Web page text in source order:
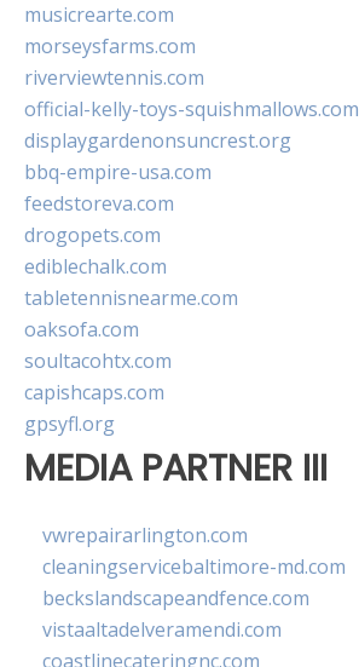
musicrearte.com
morseysfarms.com
riverviewtennis.com
official-kelly-toys-squishmallows.com
displaygardenonsuncrest.org
bbq-empire-usa.com
feedstoreva.com
drogopets.com
ediblechalk.com
tabletennisnearme.com
oaksofa.com
soultacohtx.com
capishcaps.com
gpsyfl.org
MEDIA PARTNER III
vwrepairarlington.com
cleaningservicebaltimore-md.com
beckslandscapeandfence.com
vistaaltadelveramendi.com
coastlinecateringnc.com